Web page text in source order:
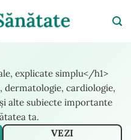
explicate simplu</h1>
cardiologie,
alte subiecte importante
ta.
VEZI